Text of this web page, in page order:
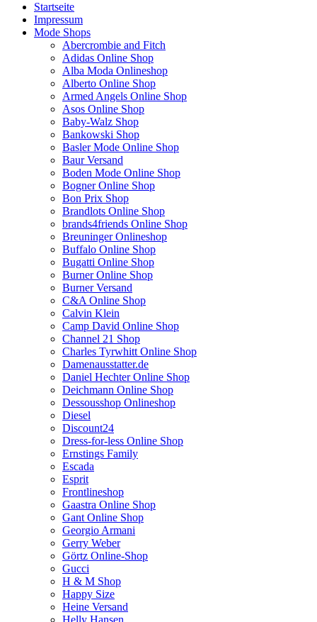
Startseite
Impressum
Mode Shops
Abercrombie and Fitch
Adidas Online Shop
Alba Moda Onlineshop
Alberto Online Shop
Armed Angels Online Shop
Asos Online Shop
Baby-Walz Shop
Bankowski Shop
Basler Mode Online Shop
Baur Versand
Boden Mode Online Shop
Bogner Online Shop
Bon Prix Shop
Brandlots Online Shop
brands4friends Online Shop
Breuninger Onlineshop
Buffalo Online Shop
Bugatti Online Shop
Burner Online Shop
Burner Versand
C&A Online Shop
Calvin Klein
Camp David Online Shop
Channel 21 Shop
Charles Tyrwhitt Online Shop
Damenausstatter.de
Daniel Hechter Online Shop
Deichmann Online Shop
Dessousshop Onlineshop
Diesel
Discount24
Dress-for-less Online Shop
Ernstings Family
Escada
Esprit
Frontlineshop
Gaastra Online Shop
Gant Online Shop
Georgio Armani
Gerry Weber
Görtz Online-Shop
Gucci
H & M Shop
Happy Size
Heine Versand
Helly Hansen